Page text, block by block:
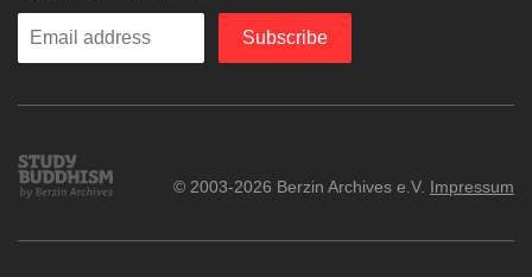
Enter
Subscribe
Study
Buddhism
© 2003-2026 Berzin Archives e.V. Impressum